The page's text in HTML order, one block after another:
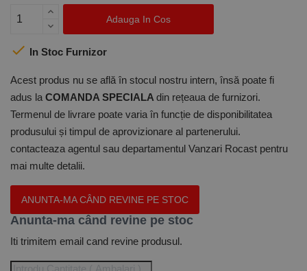
Adauga In Cos
 In Stoc Furnizor
Acest produs nu se află în stocul nostru intern, însă poate fi
adus la COMANDA SPECIALA din rețeaua de furnizori.
Termenul de livrare poate varia în funcție de disponibilitatea
produsului și timpul de aprovizionare al partenerului.
contacteaza agentul sau departamentul Vanzari Rocast pentru
mai multe detalii.
ANUNTA-MA CÂND REVINE PE STOC
Anunta-ma când revine pe stoc
Iti trimitem email cand revine produsul.